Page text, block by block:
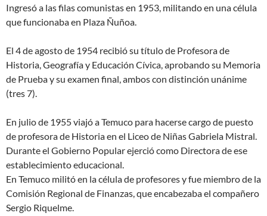
Ingresó a las filas comunistas en 1953, militando en una célula
que funcionaba en Plaza Ñuñoa.
El 4 de agosto de 1954 recibió su título de Profesora de
Historia, Geografía y Educación Cívica, aprobando su Memoria
de Prueba y su examen final, ambos con distinción unánime
(tres 7).
En julio de 1955 viajó a Temuco para hacerse cargo de puesto
de profesora de Historia en el Liceo de Niñas Gabriela Mistral.
Durante el Gobierno Popular ejerció como Directora de ese
establecimiento educacional.
En Temuco militó en la célula de profesores y fue miembro de la
Comisión Regional de Finanzas, que encabezaba el compañero
Sergio Riquelme.